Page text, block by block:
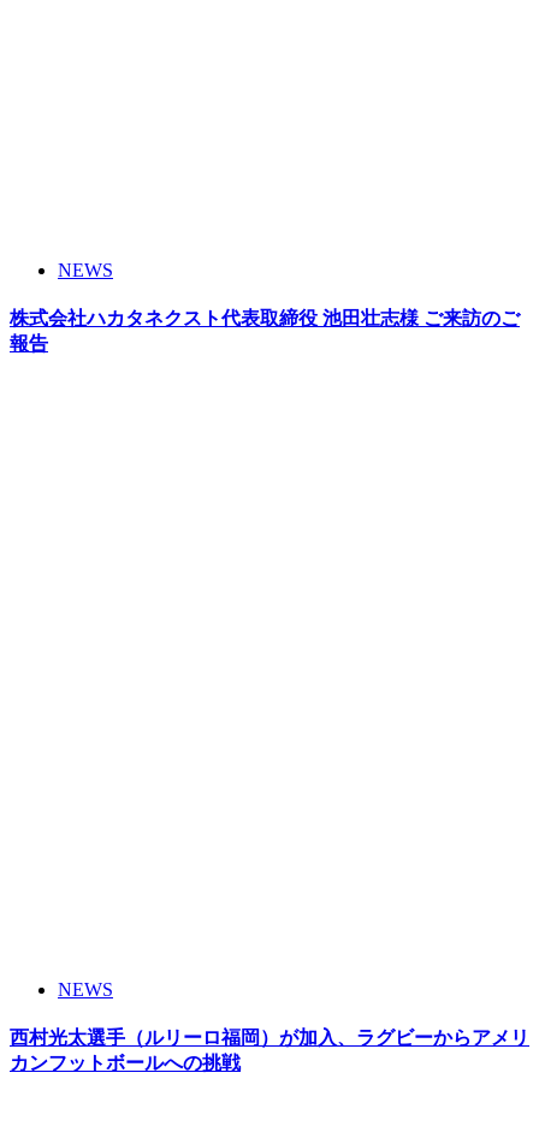
NEWS
株式会社ハカタネクスト代表取締役 池田壮志様 ご来訪のご
報告
NEWS
西村光太選手（ルリーロ福岡）が加入、ラグビーからアメリ
カンフットボールへの挑戦